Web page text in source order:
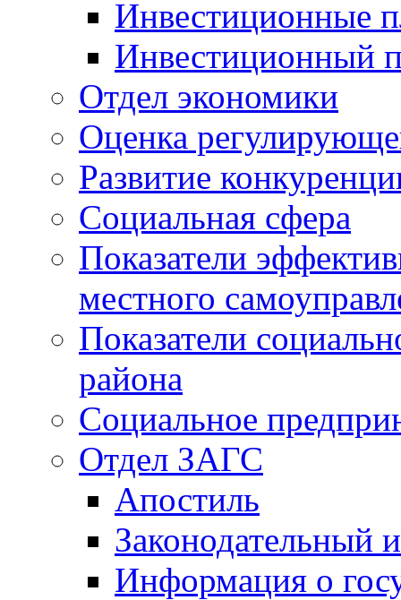
Инвестиционные
Инвестиционный
Отдел экономики
Оценка
Развитие
Социальная сфера
Показатели
местного
Показатели
района
Социальное
Отдел ЗАГС
Апостиль
Законодательный
Информация о